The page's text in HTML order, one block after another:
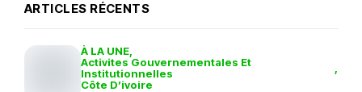
ARTICLES RÉCENTS
À LA UNE
Activites Gouvernementales Et
Institutionnelles
Côte D’ivoire